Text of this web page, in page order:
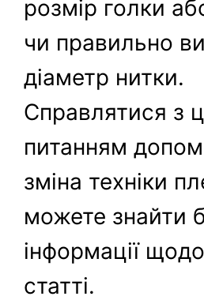
розмір голки
чи правильно
діаметр нитки.
Справлятися з
питанням
зміна техніки
можете знайти
інформації
статті.